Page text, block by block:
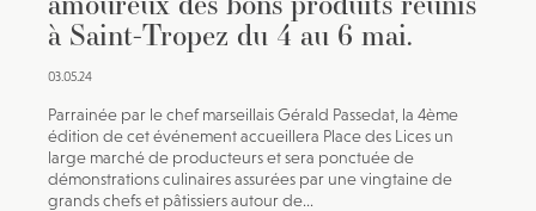
à Saint-Tropez du 4 au 6 mai.
03.05.24
Parrainée par le chef marseillais Gérald Passedat, la 4ème
édition de cet événement accueillera Place des Lices un
large marché de producteurs et sera ponctuée de
démonstrations culinaires assurées par une vingtaine de
grands chefs et pâtissiers autour de...